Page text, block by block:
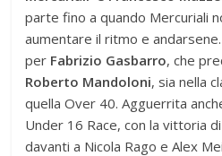
parte fino a quando Mercuriali
aumentare il ritmo e
per Fabrizio Gasbarro, che
Roberto Mandoloni, sia nella
quella Over 40. Agguerrita
Under 16 Race, con la vittoria
davanti a Nicola Rago e Alex